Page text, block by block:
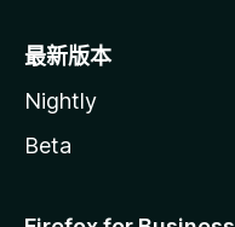
最新版本
Nightly
Beta